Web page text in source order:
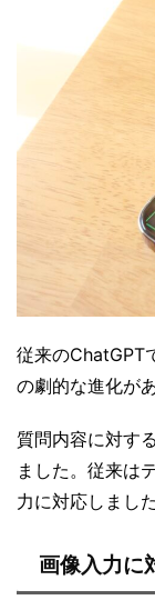
従来のChatGPT
の劇的な進化が
質問内容に対する
ました。従来は
力に対応しました
画像入力に